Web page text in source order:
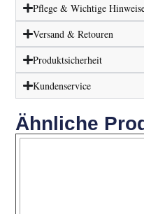
Pflege & Wichtige
Versand & Retouren
Produktsicherheit
Kundenservice
Ähnliche